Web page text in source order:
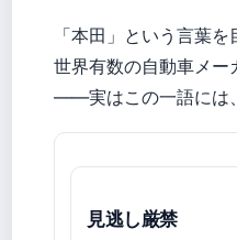
「本田」という言葉
世界有数の自動車メー
——実はこの一語には
見逃し厳禁